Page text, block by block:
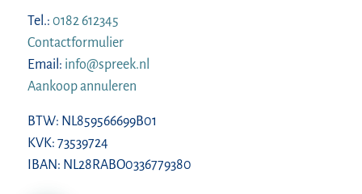
Tel.: 0182 612345
Contactformulier
Email: info@spreek.nl
Aankoop annuleren
BTW: NL859566699B01
KVK: 73539724
IBAN: NL28RABO0336779380